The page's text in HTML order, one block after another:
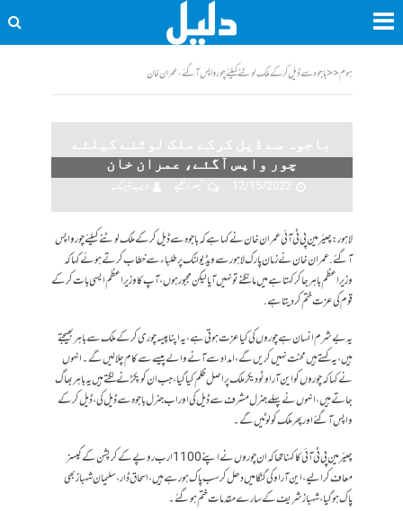
ہوم<<باجوہ سے ڈیل کرکے ملک لوٹنے کیلئے چور واپس آگئے، عمران خان
باجوہ سے ڈیل کرکے ملک لوٹنے کیلئے
چور واپس آگئے، عمران خان
12/15/2022
تبصرہ لکھیے ویب ڈیسک
لاہور: چیئرمین پی ٹی آئی عمران خان نے کہا ہے کہ باجوہ سے ڈیل کرکے ملک لوٹنے کیلئے چور واپس
آگئے. عمران خان نے زمان پارک لاہور سے ویڈیو لنک پر طلباء سے خطاب کرتے ہوئے کہا کہ
وزیراعظم باہر جاکر کہتا ہے میں مانگنے تو نہیں آیا لیکن مجبور ہوں، آپ کا وزیراعظم ایسی بات کرکے
قوم کی عزت ختم کردیتا ہے.
یہ بے شرم انسان ہے چوروں کی کیا عزت ہوتی ہے، یہ اپنا پیسہ چوری کرکے ملک سے باہر بھیجتے
ہیں، یہ کہتے ہیں محنت نہیں کریں گے، امداد سے آنے والے پیسے سے کام چلالیں گے۔ انہوں
نے کہا کہ چوروں کو این آر او ٹو دیکر ملک پر اصل ظلم کیا گیا، جب ان کو پکڑنے لگتے ہیں یہ باہر بھاگ
جاتے ہیں، انہوں نے پہلے جنرل مشرف سے ڈیل کی اور اب جنرل باجوہ سے ڈیل کی، ڈیل کرکے
واپس آگئے اور پھر ملک کو لوٹیں گے۔
چیئرمین پی ٹی آئی کا کہنا تھا کہ ان چوروں نے اپنے 1100 ارب روپے کے کرپشن کے کیسز
معاف کرالیے، این آر او کی گنگا میں دھل کر سب پاک ہورہے ہیں، اسحاق ڈار، سلیمان شہباز بھی
پاک ہوگیا، شہباز شریف کے سارے مقدمات ختم ہوگئے۔